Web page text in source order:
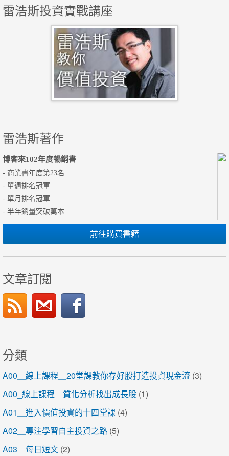
雷浩斯投資實戰講座
雷浩斯著作
博客來102年度暢銷書
- 商業書年度第23名
- 單週排名冠軍
- 單月排名冠軍
- 半年銷量突破萬本
前往購買書籍
文章訂閱
分類
A00＿線上課程＿20堂課教你存好股打造投資現金流 (3)
A00_線上課程＿質化分析找出成長股 (1)
A01＿進入價值投資的十四堂課 (4)
A02＿專注學習自主投資之路 (5)
A03＿每日短文 (2)